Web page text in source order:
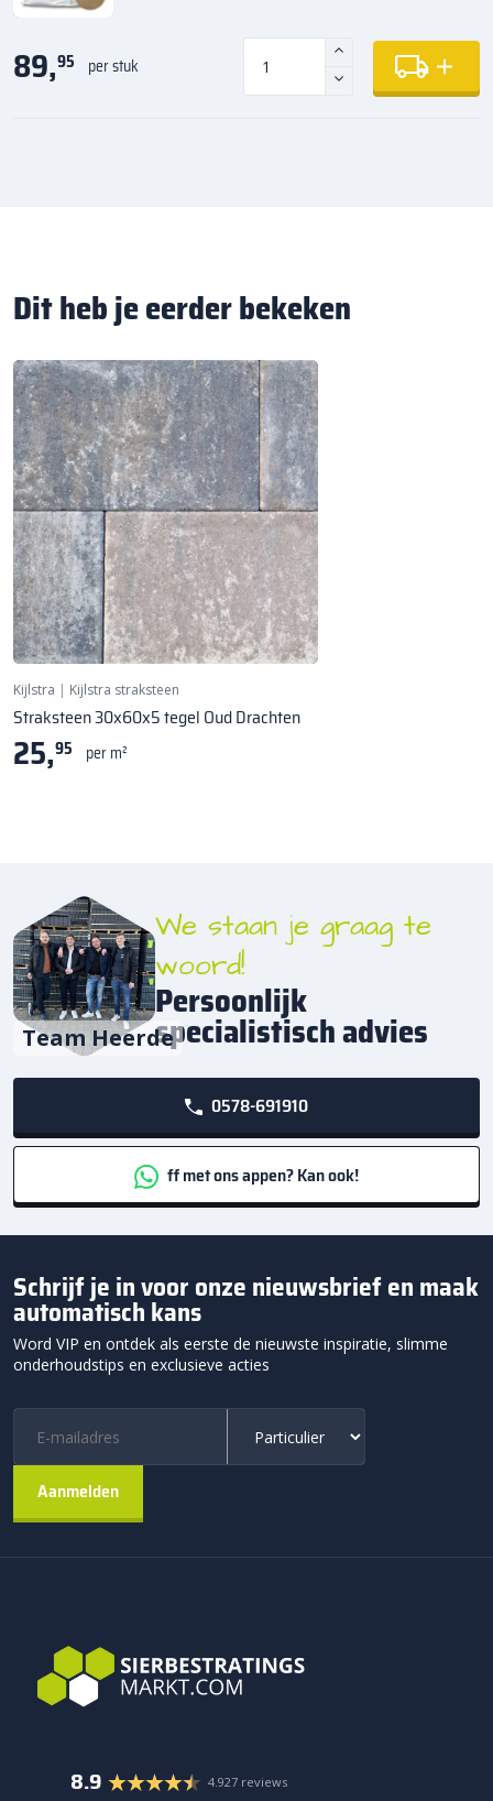
89,95 per stuk
Dit heb je eerder bekeken
Kijlstra | Kijlstra straksteen
Straksteen 30x60x5 tegel Oud Drachten
25,95 per m²
Team Heerde
We staan je graag te
woord!
Persoonlijk
specialistisch advies
0578-691910
ff met ons appen? Kan ook!
Schrijf je in voor onze nieuwsbrief en maak
automatisch kans
Word VIP en ontdek als eerste de nieuwste inspiratie, slimme
onderhoudstips en exclusieve acties
8.9 4.927 reviews